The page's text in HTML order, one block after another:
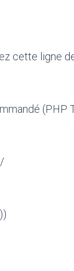
cette ligne
(PHP